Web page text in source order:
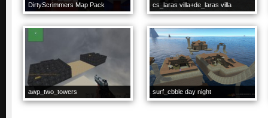
DirtyScrimmers Map Pack cs_laras villa+de_laras villa
awp_two_towers surf_cbble day night